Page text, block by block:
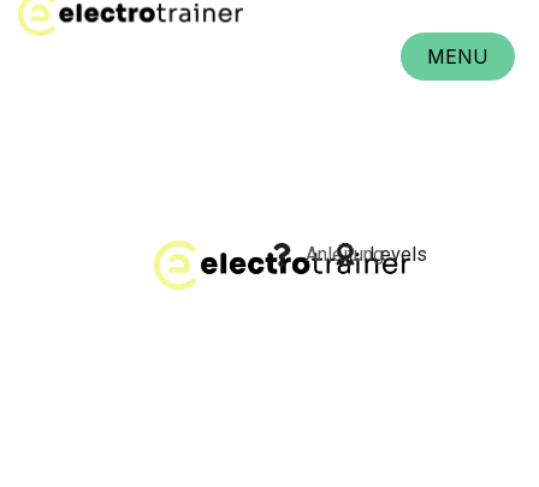
MENU
AnleitungLevels